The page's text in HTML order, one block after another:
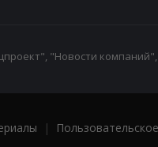
"Новости
|